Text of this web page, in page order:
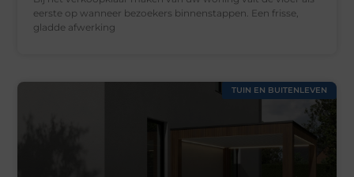
eerste op wanneer bezoekers binnenstappen. Een frisse,
gladde afwerking
TUIN EN BUITENLEVEN